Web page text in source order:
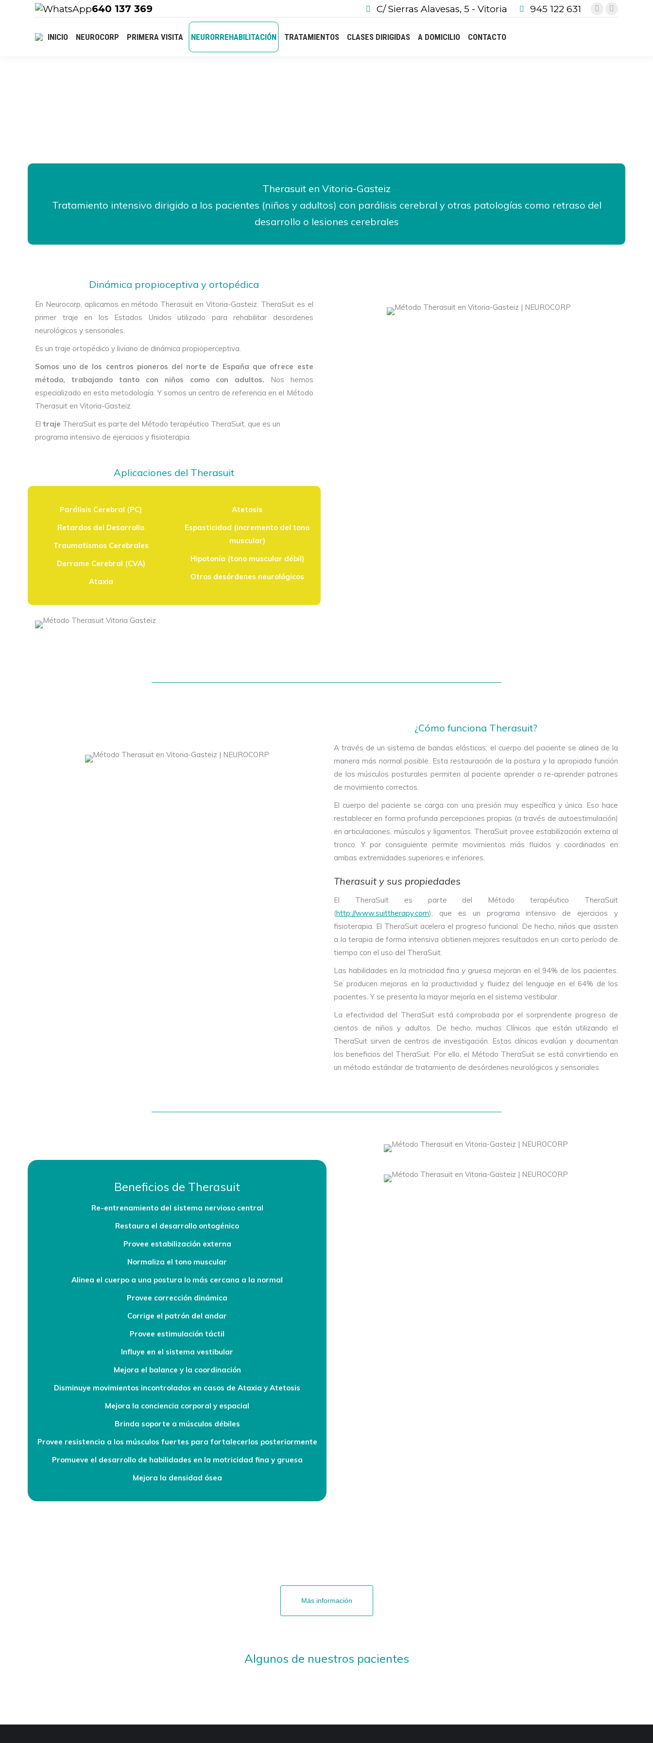
640 137 369 C/ Sierras Alavesas, 5 - Vitoria 945 122 631
FacebookInstagram
INICIO NEUROCORP PRIMERA VISITA NEURORREHABILITACIÓN TRATAMIENTOS CLASES DIRIGIDAS A DOMICILIO CONTACTO
Therasuit en Vitoria-Gasteiz
Tratamiento intensivo dirigido a los pacientes (niños y adultos) con parálisis cerebral y otras patologías como retraso del
desarrollo o lesiones cerebrales
Dinámica propioceptiva y ortopédica
En Neurocorp, aplicamos en método Therasuit en Vitoria-Gasteiz. TheraSuit es el
primer traje en los Estados Unidos utilizado para rehabilitar desordenes
neurológicos y sensoriales.
Es un traje ortopédico y liviano de dinámica propioperceptiva.
Somos uno de los centros pioneros del norte de España que ofrece este
método, trabajando tanto con niños como con adultos. Nos hemos
especializado en esta metodología. Y somos un centro de referencia en el Método
Therasuit en Vitoria-Gasteiz.
El traje TheraSuit es parte del Método terapéutico TheraSuit, que es un
programa intensivo de ejercicios y fisioterapia.
Aplicaciones del Therasuit
Parálisis Cerebral (PC)
Retardos del Desarrollo
Traumatismos Cerebrales
Derrame Cerebral (CVA)
Ataxia
Atetosis
Espasticidad (incremento del tono
muscular)
Hipotonía (tono muscular débil)
Otros desórdenes neurológicos
¿Cómo funciona Therasuit?
A través de un sistema de bandas elásticas, el cuerpo del paciente se alinea de la
manera más normal posible. Esta restauración de la postura y la apropiada función
de los músculos posturales permiten al paciente aprender o re-aprender patrones
de movimiento correctos.
El cuerpo del paciente se carga con una presión muy específica y única. Eso hace
restablecer en forma profunda percepciones propias (a través de autoestimulación)
en articulaciones, músculos y ligamentos. TheraSuit provee estabilización externa al
tronco. Y por consiguiente permite movimientos más fluidos y coordinados en
ambas extremidades superiores e inferiores.
Therasuit y sus propiedades
El TheraSuit es parte del Método terapéutico TheraSuit
(http://www.suittherapy.com), que es un programa intensivo de ejercicios y
fisioterapia. El TheraSuit acelera el progreso funcional. De hecho, niños que asisten
a la terapia de forma intensiva obtienen mejores resultados en un corto período de
tiempo con el uso del TheraSuit.
Las habilidades en la motricidad fina y gruesa mejoran en el 94% de los pacientes.
Se producen mejoras en la productividad y fluidez del lenguaje en el 64% de los
pacientes. Y se presenta la mayor mejoría en el sistema vestibular.
La efectividad del TheraSuit está comprobada por el sorprendente progreso de
cientos de niños y adultos. De hecho, muchas Clínicas que están utilizando el
TheraSuit sirven de centros de investigación. Estas clínicas evalúan y documentan
los beneficios del TheraSuit. Por ello, el Método TheraSuit se está convirtiendo en
un método estándar de tratamiento de desórdenes neurológicos y sensoriales.
Beneficios de Therasuit
Re-entrenamiento del sistema nervioso central
Restaura el desarrollo ontogénico
Provee estabilización externa
Normaliza el tono muscular
Alinea el cuerpo a una postura lo más cercana a la normal
Provee corrección dinámica
Corrige el patrón del andar
Provee estimulación táctil
Influye en el sistema vestibular
Mejora el balance y la coordinación
Disminuye movimientos incontrolados en casos de Ataxia y Atetosis
Mejora la conciencia corporal y espacial
Brinda soporte a músculos débiles
Provee resistencia a los músculos fuertes para fortalecerlos posteriormente
Promueve el desarrollo de habilidades en la motricidad fina y gruesa
Mejora la densidad ósea
Más información
Algunos de nuestros pacientes